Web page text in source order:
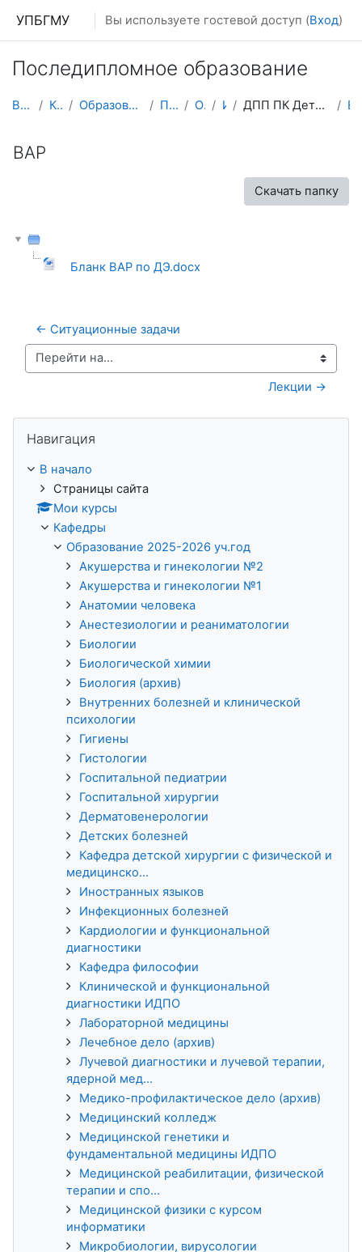
УПБГМУ Вы используете гостевой доступ (Вход)
Последипломное образование
В начало Кафедры Образование 2025-2026 уч.год Педиатрии О курсе ИПО ДПП ПК Детская эндокринология, 72 часа
ВАР
Скачать папку
Бланк ВАР по ДЭ.docx
← Ситуационные задачи
Перейти на...
Лекции →
Навигация
В начало
Страницы сайта
Мои курсы
Кафедры
Образование 2025-2026 уч.год
Акушерства и гинекологии №2
Акушерства и гинекологии №1
Анатомии человека
Анестезиологии и реаниматологии
Биологии
Биологической химии
Биология (архив)
Внутренних болезней и клинической
психологии
Гигиены
Гистологии
Госпитальной педиатрии
Госпитальной хирургии
Дерматовенерологии
Детских болезней
Кафедра детской хирургии с физической и
медицинско...
Иностранных языков
Инфекционных болезней
Кардиологии и функциональной
диагностики
Кафедра философии
Клинической и функциональной
диагностики ИДПО
Лабораторной медицины
Лечебное дело (архив)
Лучевой диагностики и лучевой терапии,
ядерной мед...
Медико-профилактическое дело (архив)
Медицинский колледж
Медицинской генетики и
фундаментальной медицины ИДПО
Медицинской реабилитации, физической
терапии и спо...
Медицинской физики с курсом
информатики
Микробиологии, вирусологии